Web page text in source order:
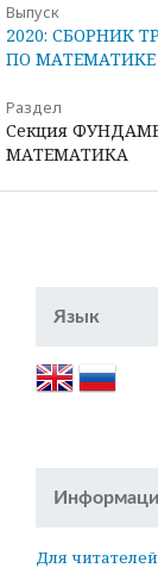
Выпуск
2020: СБОРНИК
ПО
Раздел
Секция
МАТЕМАТИКА
Язык
Для читателей